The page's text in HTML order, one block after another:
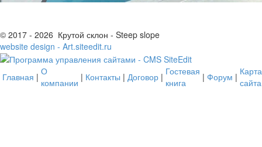
© 2017 - 2026 Крутой склон - Steep slope
website design - Art.siteedit.ru
Главная | О
компании | Контакты | Договор | Гостевая
книга
| Форум | Карта
сайта